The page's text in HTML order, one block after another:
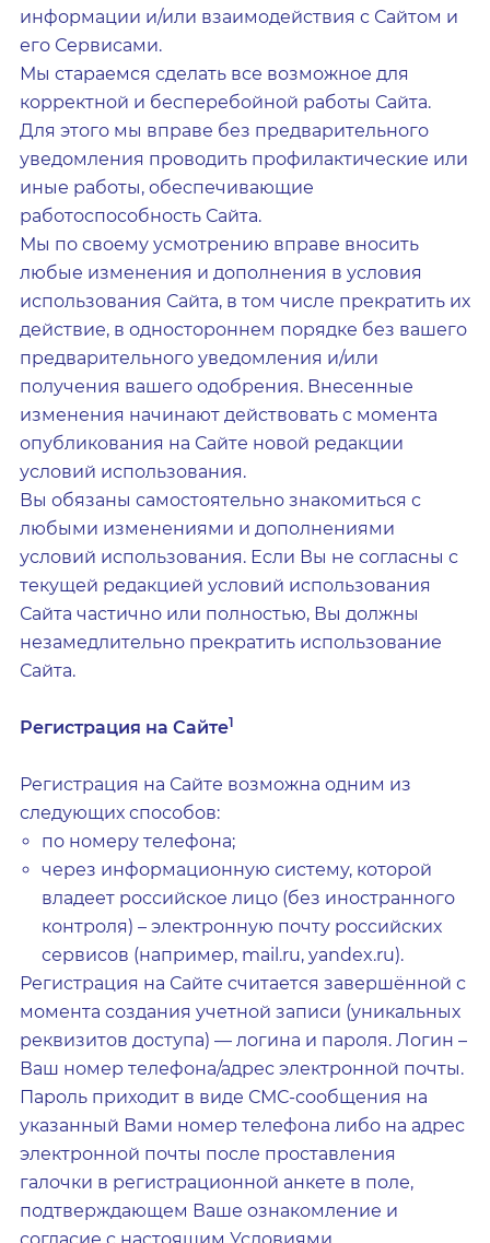
информации и/или взаимодействия с Сайтом и
его Сервисами.
Мы стараемся сделать все возможное для
корректной и бесперебойной работы Сайта.
Для этого мы вправе без предварительного
уведомления проводить профилактические или
иные работы, обеспечивающие
работоспособность Сайта.
Мы по своему усмотрению вправе вносить
любые изменения и дополнения в условия
использования Сайта, в том числе прекратить их
действие, в одностороннем порядке без вашего
предварительного уведомления и/или
получения вашего одобрения. Внесенные
изменения начинают действовать с момента
опубликования на Сайте новой редакции
условий использования.
Вы обязаны самостоятельно знакомиться с
любыми изменениями и дополнениями
условий использования. Если Вы не согласны с
текущей редакцией условий использования
Сайта частично или полностью, Вы должны
незамедлительно прекратить использование
Сайта.
Регистрация на Сайте1
Регистрация на Сайте возможна одним из
следующих способов:
по номеру телефона;
через информационную систему, которой
владеет российское лицо (без иностранного
контроля) – электронную почту российских
сервисов (например, mail.ru, yandex.ru).
Регистрация на Сайте считается завершённой с
момента создания учетной записи (уникальных
реквизитов доступа) — логина и пароля. Логин –
Ваш номер телефона/адрес электронной почты.
Пароль приходит в виде СМС-сообщения на
указанный Вами номер телефона либо на адрес
электронной почты после проставления
галочки в регистрационной анкете в поле,
подтверждающем Ваше ознакомление и